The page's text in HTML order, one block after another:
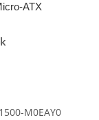
ATX
M0EAY0